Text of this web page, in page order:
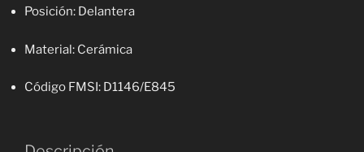
Posición: Delantera
Material: Cerámica
Código FMSI: D1146/E845